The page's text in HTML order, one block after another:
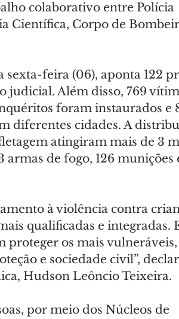
colaborativo entre Polícia
Científica, Corpo de
feira (06), aponta 122
judicial. Além disso, 769
foram instaurados e
diferentes cidades. A
atingiram mais de 3
armas de fogo, 126 munições
à violência contra
qualificadas e integradas.
proteger os mais vulneráveis,
e sociedade civil”,
Hudson Leôncio Teixeira.
por meio dos Núcleos de